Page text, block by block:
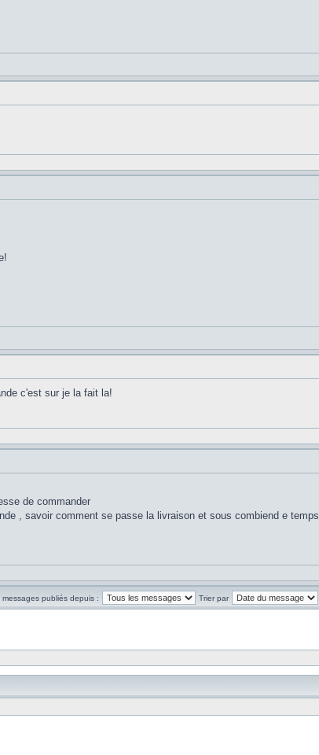
c'est sur je la fait la!
de commander
, savoir comment se passe la livraison et sous combiend e temps
messages publiés depuis : Trier par